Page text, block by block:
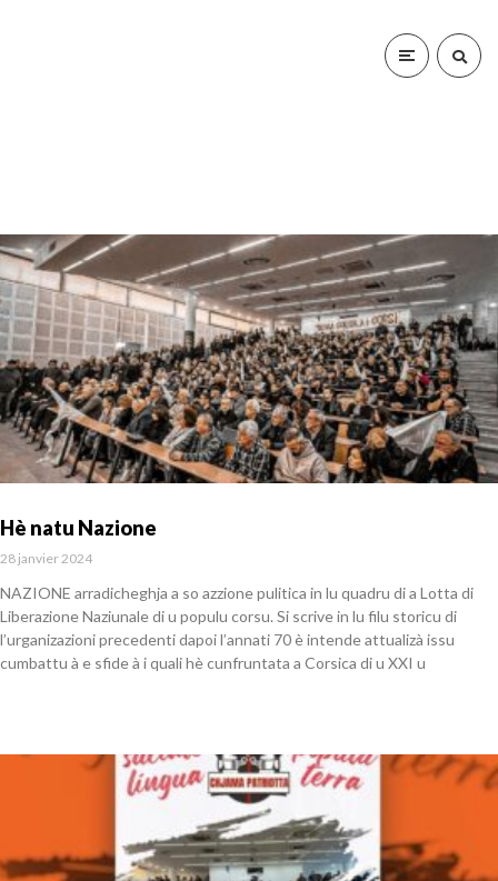
Hè natu Nazione
28 janvier 2024
NAZIONE arradicheghja a so azzione pulitica in lu quadru di a Lotta di
Liberazione Naziunale di u populu corsu. Si scrive in lu filu storicu di
l’urganizazioni precedenti dapoi l’annati 70 è intende attualizà issu
cumbattu à e sfide à i quali hè cunfruntata a Corsica di u XXI u